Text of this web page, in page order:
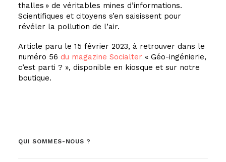
thalles » de véritables mines d’informations.
Scientifiques et citoyens s’en saisissent pour
révéler la pollution de l’air.
Article paru le 15 février 2023, à retrouver dans le
numéro 56 du magazine Socialter « Géo-ingénierie,
c’est parti ? », disponible en kiosque et sur notre
boutique.
QUI SOMMES-NOUS ?